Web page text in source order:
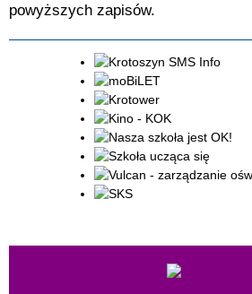
powyższych zapisów.